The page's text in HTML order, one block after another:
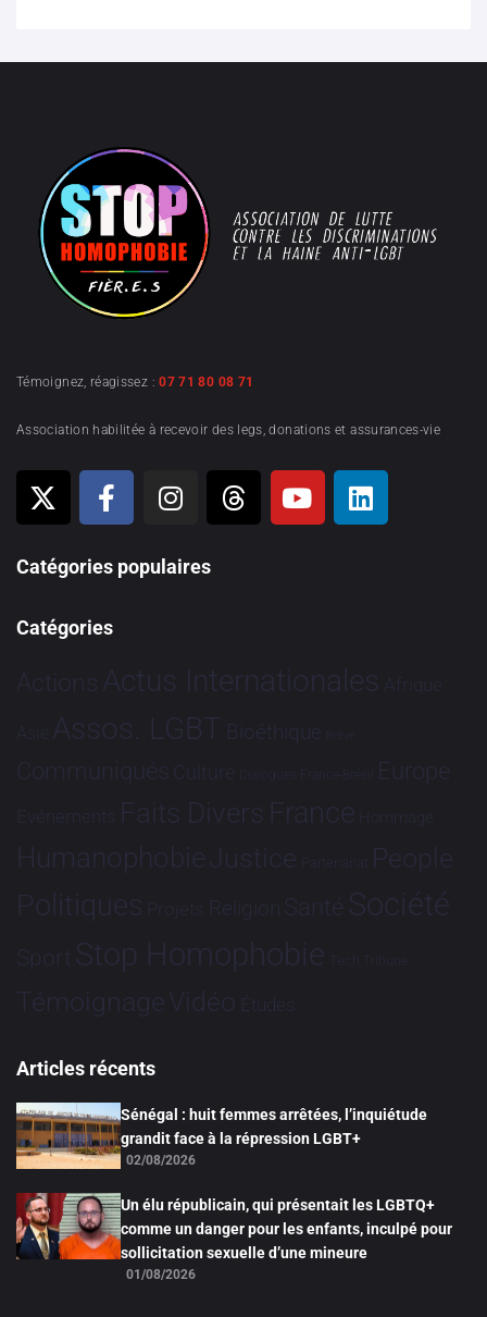
Témoignez, réagissez :07 71 80 08 71
Association habilitée à recevoir des legs, donations et assurances-vie
Catégories populaires
Catégories
Actions Actus Internationales Afrique
Asie Assos. LGBT Bioéthique Brève
Communiqués Culture Dialogues France-Brésil Europe
Evénements Faits Divers France Hommage
HumanophobieJustice Partenariat People
Politiques Projets Religion Santé Société
Sport Stop Homophobie Tech Tribune
TémoignageVidéo Études
Articles récents
Sénégal : huit femmes arrêtées, l’inquiétude
grandit face à la répression LGBT+
02/08/2026
Un élu républicain, qui présentait les LGBTQ+
comme un danger pour les enfants, inculpé pour
sollicitation sexuelle d’une mineure
01/08/2026